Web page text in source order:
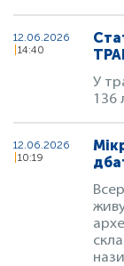
12.06.2026
14:40
У
136
12.06.2026
10:19